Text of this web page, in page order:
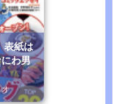
表紙は
わ男